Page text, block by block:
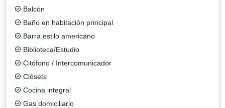
Balcón
Baño en habitación principal
Barra estilo americano
Biblioteca/Estudio
Citófono / Intercomunicador
Clósets
Cocina integral
Gas domiciliario